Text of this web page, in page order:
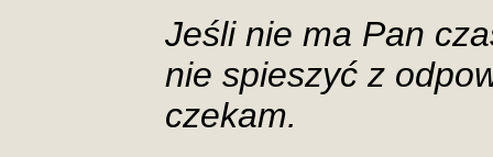
Jeśli nie ma Pan
nie spieszyć z
czekam.